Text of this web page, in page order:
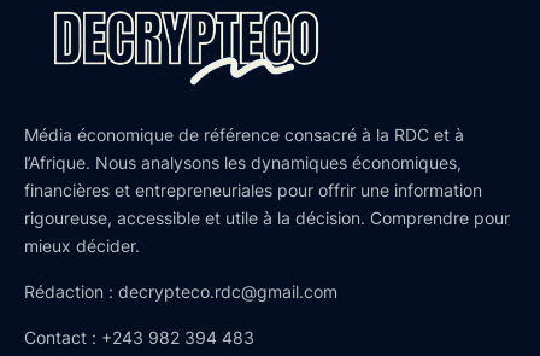
Média économique de référence consacré à la RDC et à
l’Afrique. Nous analysons les dynamiques économiques,
financières et entrepreneuriales pour offrir une information
rigoureuse, accessible et utile à la décision. Comprendre pour
mieux décider.
Rédaction : decrypteco.rdc@gmail.com
Contact : +243 982 394 483